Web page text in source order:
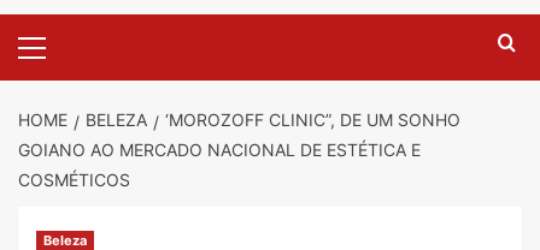
Menu
HOME BELEZA
‘MOROZOFF CLINIC”, DE UM SONHO
GOIANO AO MERCADO NACIONAL DE ESTÉTICA E
COSMÉTICOS
Beleza